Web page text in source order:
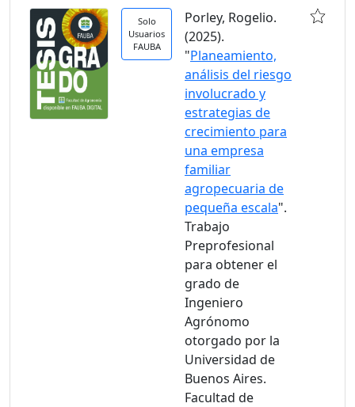
Solo
Usuarios
FAUBA
Porley, Rogelio.
(2025).
"Planeamiento,
análisis del riesgo
involucrado y
estrategias de
crecimiento para
una empresa
familiar
agropecuaria de
pequeña escala".
Trabajo
Preprofesional
para obtener el
grado de
Ingeniero
Agrónomo
otorgado por la
Universidad de
Buenos Aires.
Facultad de